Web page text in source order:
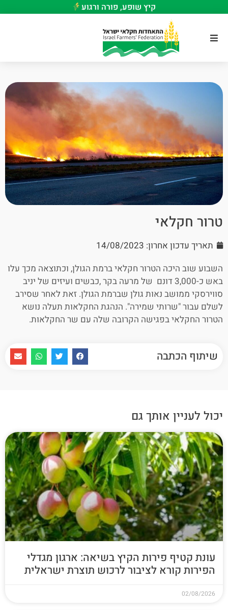
קיץ שופע, פורה ורגוע
טרור חקלאי
תאריך עדכון אחרון: 14/08/2023
השבוע שוב היכה הטרור חקלאי ברמת הגולן, וכתוצאה מכך עלו
באש כ-3,000 דונם של מרעה בקר ,כבשים ועיזים של יניב
סווירסקי ממושב נאות גולן שברמת הגולן. זאת לאחר שסירב
לשלם עבור "שרותי שמירה". הנהגת החקלאות תעלה נושא
הטרור החקלאי בפגישה הקרובה שלה עם שר החקלאות.
שיתוף הכתבה
יכול לעניין אותך גם
עונת קטיף פירות הקיץ בשיאה: ארגון מגדלי
הפירות קורא לציבור לרכוש תוצרת ישראלית
02/08/2026